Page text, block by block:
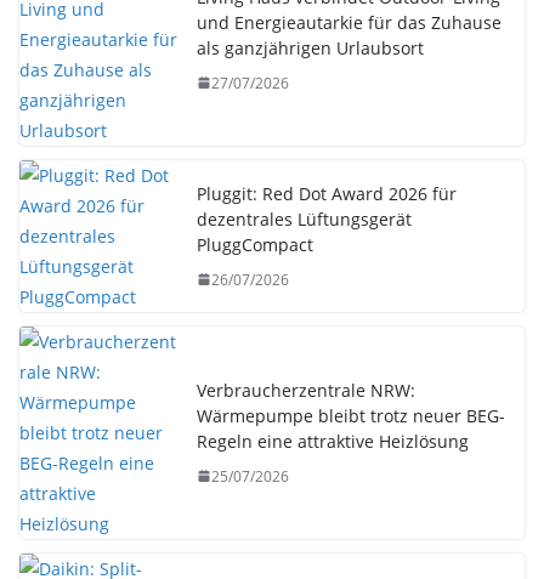
und Energieautarkie für das Zuhause
als ganzjährigen Urlaubsort
27/07/2026
Pluggit: Red Dot Award 2026 für
dezentrales Lüftungsgerät
PluggCompact
26/07/2026
Verbraucherzentrale NRW:
Wärmepumpe bleibt trotz neuer BEG-
Regeln eine attraktive Heizlösung
25/07/2026